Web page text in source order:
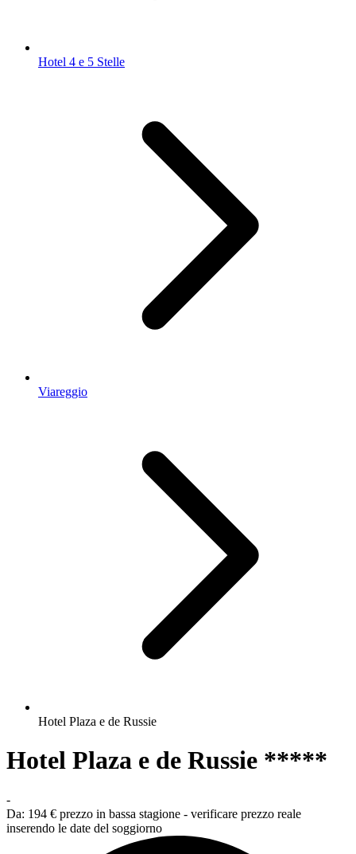
Hotel 4 e 5 Stelle
Viareggio
Hotel Plaza e de Russie
Hotel Plaza e de Russie *****
-
Da: 194 € prezzo in bassa stagione - verificare prezzo reale
inserendo le date del soggiorno